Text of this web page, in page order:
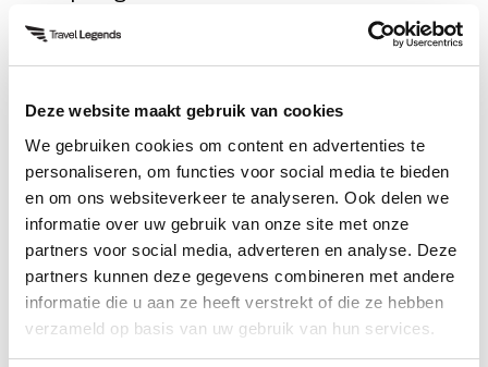
Deze website maakt gebruik van cookies
We gebruiken cookies om content en advertenties te
personaliseren, om functies voor social media te bieden
en om ons websiteverkeer te analyseren. Ook delen we
informatie over uw gebruik van onze site met onze
partners voor social media, adverteren en analyse. Deze
partners kunnen deze gegevens combineren met andere
informatie die u aan ze heeft verstrekt of die ze hebben
verzameld op basis van uw gebruik van hun services.
overeenkomst.
De tarieven op onze website zijn alleen van
toepassing indien een reservering direct wordt
gemaakt bij
. Tevens kunnen de prijzen op onze
website zonder voorafgaande kennisgeving
worden gewijzigd.
Indien u niet akkoord gaat met de bovenstaande
voorwaarden, bent u niet gemachtigd tot toegang
of het gebruik van informatie op deze website en
moet u deze website verlaten.